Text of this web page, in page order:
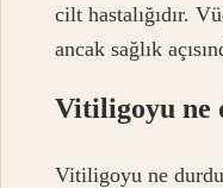
cilt hastalığıdır.
ancak sağlık
Vitiligoyu ne
Vitiligoyu ne